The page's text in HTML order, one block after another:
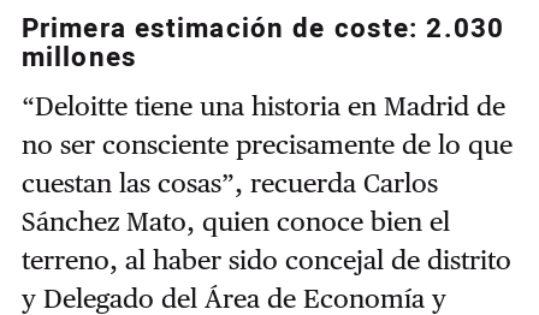
Primera estimación de coste: 2.030
millones
“Deloitte tiene una historia en Madrid de
no ser consciente precisamente de lo que
cuestan las cosas”, recuerda Carlos
Sánchez Mato, quien conoce bien el
terreno, al haber sido concejal de distrito
y Delegado del Área de Economía y